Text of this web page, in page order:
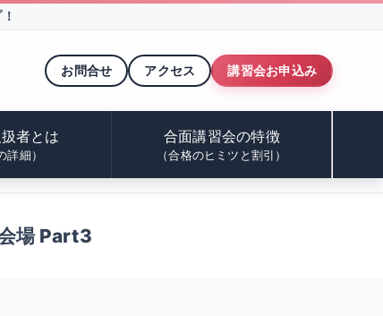
お問合せ アクセス 講習会お申込み
者とは
詳細）
合面講習会の特徴
（合格のヒミツと割引）
場 Part3